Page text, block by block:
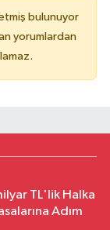
bulunuyor
yorumlardan
TL'lik Halka
Adım